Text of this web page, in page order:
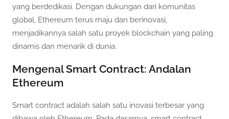
yang berdedikasi. Dengan dukungan dari komunitas
global, Ethereum terus maju dan berinovasi,
menjadikannya salah satu proyek blockchain yang paling
dinamis dan menarik di dunia.
Mengenal Smart Contract: Andalan
Ethereum
Smart contract adalah salah satu inovasi terbesar yang